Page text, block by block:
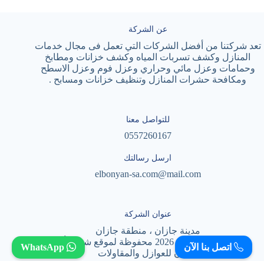
عن الشركة
تعد شركتنا من أفضل الشركات التي تعمل فى مجال خدمات
المنازل وكشف تسربات المياه وكشف خزانات ومطابخ
وحمامات وعزل مائي وحراري وعزل فوم وعزل الاسطح
ومكافحة حشرات المنازل وتنظيف خزانات ومسابح .
للتواصل معنا
0557260167
ارسل رسالتك
elbonyan-sa.com@mail.com
عنوان الشركة
مدينة جازان ، منطقة جازان
حقوق النشر © لعام 2026 محفوظة لموقع شركة أسس
البنيان للعوازل والمقاولات
اتصل بنا الآن